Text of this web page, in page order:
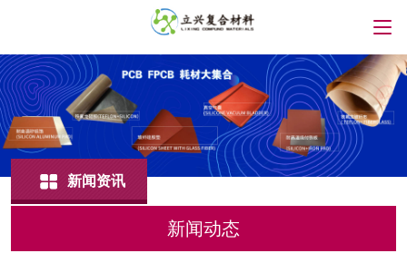
新闻资讯
新闻动态